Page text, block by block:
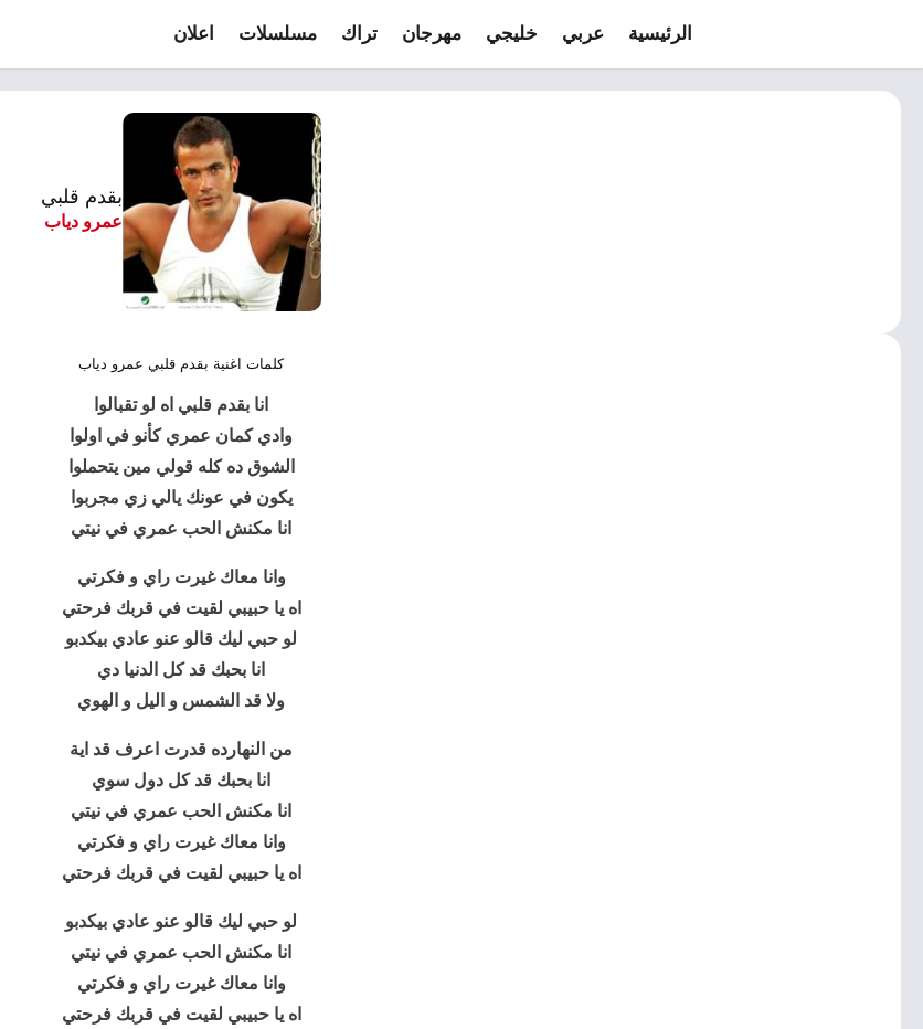
الرئيسية عربي خليجي مهرجان تراك مسلسلات اعلان
بقدم قلبي
عمرو دياب
كلمات اغنية بقدم قلبي عمرو دياب
انا بقدم قلبي اه لو تقبالوا
وادي كمان عمري كأنو في اولوا
الشوق ده كله قولي مين يتحملوا
يكون في عونك يالي زي مجربوا
انا مكنش الحب عمري في نيتي
وانا معاك غيرت راي و فكرتي
اه يا حبيبي لقيت في قربك فرحتي
لو حبي ليك قالو عنو عادي بيكدبو
انا بحبك قد كل الدنيا دي
ولا قد الشمس و اليل و الهوي
من النهارده قدرت اعرف قد اية
انا بحبك قد كل دول سوي
انا مكنش الحب عمري في نيتي
وانا معاك غيرت راي و فكرتي
اه يا حبيبي لقيت في قربك فرحتي
لو حبي ليك قالو عنو عادي بيكدبو
انا مكنش الحب عمري في نيتي
وانا معاك غيرت راي و فكرتي
اه يا حبيبي لقيت في قربك فرحتي